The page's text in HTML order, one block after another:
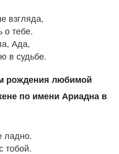
взгляда,
о тебе.
Ада,
в судьбе.
рождения любимой
по имени Ариадна в
ладно.
тобой.